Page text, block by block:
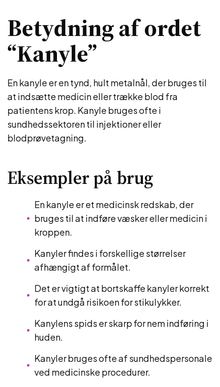
Betydning af ordet
“Kanyle”
En kanyle er en tynd, hult metalnål, der bruges til
at indsætte medicin eller trække blod fra
patientens krop. Kanyle bruges ofte i
sundhedssektoren til injektioner eller
blodprøvetagning.
Eksempler på brug
En kanyle er et medicinsk redskab, der
bruges til at indføre væsker eller medicin i
kroppen.
Kanyler findes i forskellige størrelser
afhængigt af formålet.
Det er vigtigt at bortskaffe kanyler korrekt
for at undgå risikoen for stikulykker.
Kanylens spids er skarp for nem indføring i
huden.
Kanyler bruges ofte af sundhedspersonale
ved medicinske procedurer.